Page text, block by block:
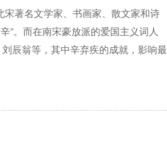
著名文学家、书画家、散文家和诗
”。而在南宋豪放派的爱国主义词人
辰翁等，其中辛弃疾的成就，影响最